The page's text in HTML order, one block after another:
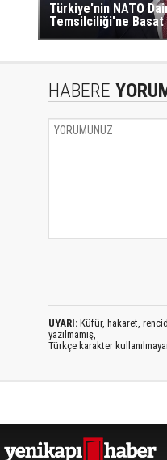
Türkiye'nin NATO
Temsilciliği'ne Basat
HABERE
UYARI: Küfür, hakaret,
yazılmamış,
Türkçe karakter